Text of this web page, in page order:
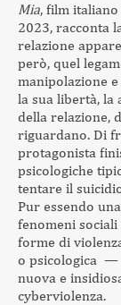
Mia, film
2023, racconta
relazione
però, quel
manipolazione
la sua libertà, la
della relazione,
riguardano. Di
protagonista
psicologiche
tentare il
Pur essendo
fenomeni
forme di
o psicologica —
nuova e
cyberviolenza.